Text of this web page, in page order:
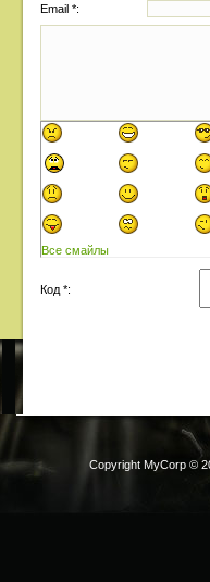
Email *:
Все смайлы
Код *:
Copyright MyCorp ©